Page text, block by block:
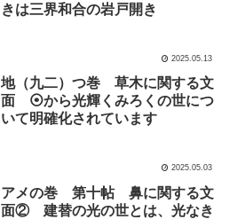
きは三界和合の岩戸開き
2025.05.13
地（九二）つ巻 草木に関する文
面 ⦿から光輝くみろくの世につ
いて明確化されています
2025.05.03
アメの巻 第十帖 鼻に関する文
面② 建替の光の世とは、光なき